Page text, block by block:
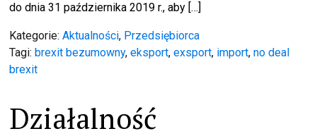
do dnia 31 października 2019 r., aby […]
Kategorie:Aktualności, Przedsiębiorca
Tagi: brexit bezumowny,eksport,exsport, import,no deal
brexit
Działalność